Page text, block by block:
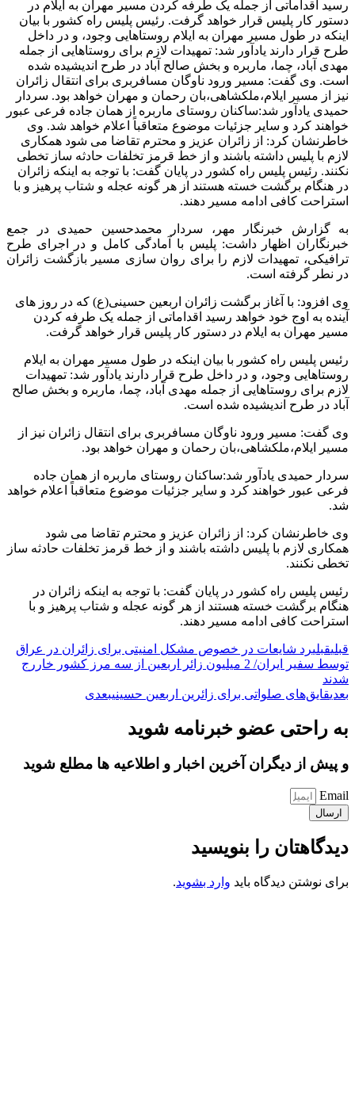
رسید اقداماتی از جمله یک طرفه کردن مسیر مهران به ایلام در
دستور کار پلیس قرار خواهد گرفت. رئیس پلیس راه کشور با بیان
اینکه در طول مسیر مهران به ایلام روستاهایی وجود، و در داخل
طرح قرار دارند یادآور شد: تمهیدات لازم برای روستاهایی از جمله
مهدی آباد، چما، ماربره و بخش صالح آباد در طرح اندیشیده شده
است. وی گفت: مسیر ورود ناوگان مسافربری برای انتقال زائران
نیز از مسیر ایلام،ملکشاهی،بان رحمان و مهران خواهد بود. سردار
حمیدی یادآور شد:ساکنان روستای ماربره از همان جاده فرعی عبور
خواهند کرد و سایر جزئیات موضوع متعاقباً اعلام خواهد شد. وی
خاطرنشان کرد: از زائران عزیز و محترم تقاضا می شود همکاری
لازم با پلیس داشته باشند و از خط قرمز تخلفات حادثه ساز تخطی
نکنند. رئیس پلیس راه کشور در پایان گفت: با توجه به اینکه زائران
در هنگام برگشت خسته هستند از هر گونه عجله و شتاب پرهیز و با
استراحت کافی ادامه مسیر دهند.
به گزارش خبرنگار مهر، سردار محمدحسین حمیدی در جمع
خبرنگاران اظهار داشت: پلیس با آمادگی کامل و در اجرای طرح
ترافیکی، تمهیدات لازم را برای روان سازی مسیر بازگشت زائران
در نطر گرفته است.
وی افزود: با آغاز برگشت زائران اربعین حسینی(ع) که در روز های
آینده به اوج خود خواهد رسید اقداماتی از جمله یک طرفه کردن
مسیر مهران به ایلام در دستور کار پلیس قرار خواهد گرفت.
رئیس پلیس راه کشور با بیان اینکه در طول مسیر مهران به ایلام
روستاهایی وجود، و در داخل طرح قرار دارند یادآور شد: تمهیدات
لازم برای روستاهایی از جمله مهدی آباد، چما، ماربره و بخش صالح
آباد در طرح اندیشیده شده است.
وی گفت: مسیر ورود ناوگان مسافربری برای انتقال زائران نیز از
مسیر ایلام،ملکشاهی،بان رحمان و مهران خواهد بود.
سردار حمیدی یادآور شد:ساکنان روستای ماربره از همان جاده
فرعی عبور خواهند کرد و سایر جزئیات موضوع متعاقباً اعلام خواهد
شد.
وی خاطرنشان کرد: از زائران عزیز و محترم تقاضا می شود
همکاری لازم با پلیس داشته باشند و از خط قرمز تخلفات حادثه ساز
تخطی نکنند.
رئیس پلیس راه کشور در پایان گفت: با توجه به اینکه زائران در
هنگام برگشت خسته هستند از هر گونه عجله و شتاب پرهیز و با
استراحت کافی ادامه مسیر دهند.
قبلیقبلیرد شایعات در خصوص مشکل امنیتی برای زائران در عراق
توسط سفیر ایران/ 2 میلیون زائر اربعین از سه مرز کشور خاررج
شدند
بعدیقایق‌های صلواتی برای زائرین اربعین حسینیبعدی
به راحتی عضو خبرنامه شوید
و پیش از دیگران آخرین اخبار و اطلاعیه ها مطلع شوید
Email
ارسال
دیدگاهتان را بنویسید
برای نوشتن دیدگاه باید وارد بشوید.